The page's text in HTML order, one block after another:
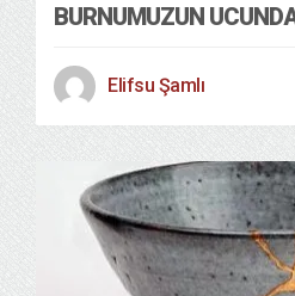
BURNUMUZUN
Elifsu Şamlı